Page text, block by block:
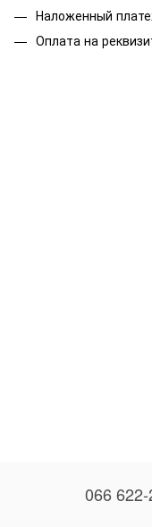
Наложенный
Оплата на
066